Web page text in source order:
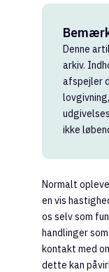
Denne
arkiv.
afspejler
ikke
Normalt
en vis
os selv som
handlinger
kontakt med
dette kan